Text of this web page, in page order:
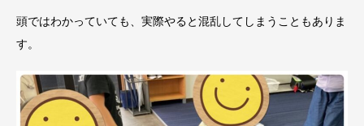
頭ではわかっていても、実際やると混乱してしまうこともありま
す。